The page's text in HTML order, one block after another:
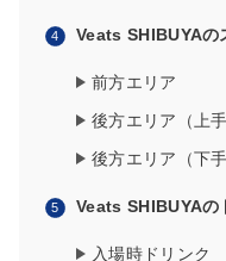
Veats SHIBUYAの
前方エリア
後方エリア（上手
後方エリア（下手
Veats SHIBUYAの
入場時ドリンク